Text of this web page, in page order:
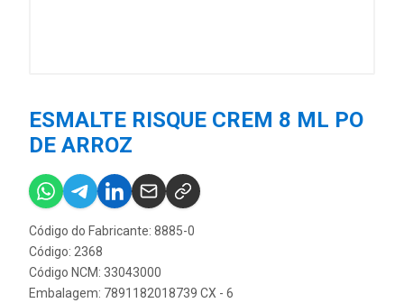
ESMALTE RISQUE CREM 8 ML PO
DE ARROZ
Código do Fabricante: 8885-0
Código: 2368
Código NCM: 33043000
Embalagem: 7891182018739 CX - 6